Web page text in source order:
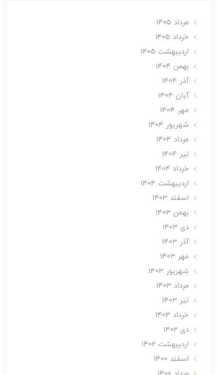
مرداد 1405
خرداد 1405
ارديبهشت 1405
بهمن 1404
آذر 1404
آبان 1404
مهر 1404
شهریور 1404
مرداد 1404
تير 1404
خرداد 1404
ارديبهشت 1404
اسفند 1403
بهمن 1403
دی 1403
آذر 1403
مهر 1403
شهریور 1403
مرداد 1403
تير 1403
خرداد 1403
دی 1402
ارديبهشت 1402
اسفند 1400